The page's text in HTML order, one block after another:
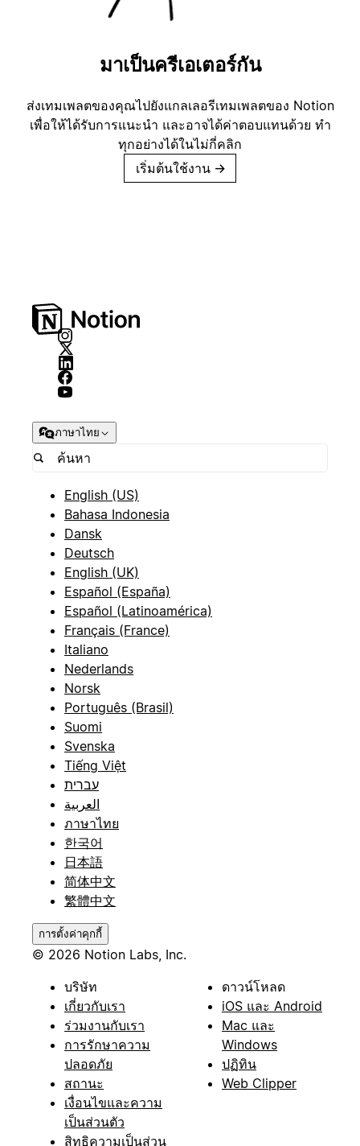
มาเป็นครีเอเตอร์กัน
ส่งเทมเพลตของคุณไปยังแกลเลอรีเทมเพลตของ Notion
เพื่อให้ได้รับการแนะนำ และอาจได้ค่าตอบแทนด้วย ทำ
ทุกอย่างได้ในไม่กี่คลิก
เริ่มต้นใช้งาน →
ภาษาไทย
English (US)
Bahasa Indonesia
Dansk
Deutsch
English (UK)
Español (España)
Español (Latinoamérica)
Français (France)
Italiano
Nederlands
Norsk
Português (Brasil)
Suomi
Svenska
Tiếng Việt
עברית
العربية
ภาษาไทย
한국어
日本語
简体中文
繁體中文
การตั้งค่าคุกกี้
© 2026 Notion Labs, Inc.
บริษัท
เกี่ยวกับเรา
ร่วมงานกับเรา
การรักษาความ
ปลอดภัย
สถานะ
เงื่อนไขและความ
เป็นส่วนตัว
สิทธิความเป็นส่วน
ดาวน์โหลด
iOS และ Android
Mac และ
Windows
ปฏิทิน
Web Clipper